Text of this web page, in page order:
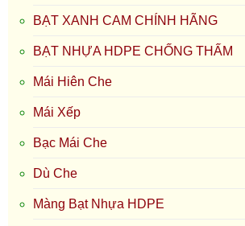
BẠT XANH CAM CHÍNH HÃNG
BẠT NHỰA HDPE CHỐNG THẤM
Mái Hiên Che
Mái Xếp
Bạc Mái Che
Dù Che
Màng Bạt Nhựa HDPE